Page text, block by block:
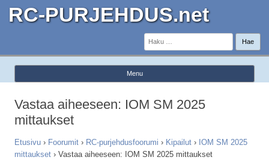
RC-PURJEHDUS.net
Haku:
Menu
Vastaa aiheeseen: IOM SM 2025
mittaukset
Etusivu › Foorumit › RC-purjehdusfoorumi › Kipailut › IOM SM 2025
mittaukset › Vastaa aiheeseen: IOM SM 2025 mittaukset